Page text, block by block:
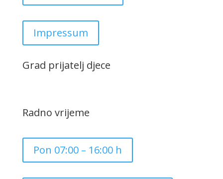
Impressum
Grad prijatelj djece
Radno vrijeme
Pon 07:00 – 16:00 h